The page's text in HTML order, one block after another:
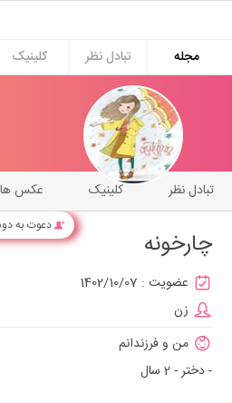
مجله
تبادل نظر کلینیک
دعوت به
عکس ها کلینیک تبادل نظر
چارخونه
عضویت : 1402/10/07
زن
من و فرزندانم
- دختر - 2 سال